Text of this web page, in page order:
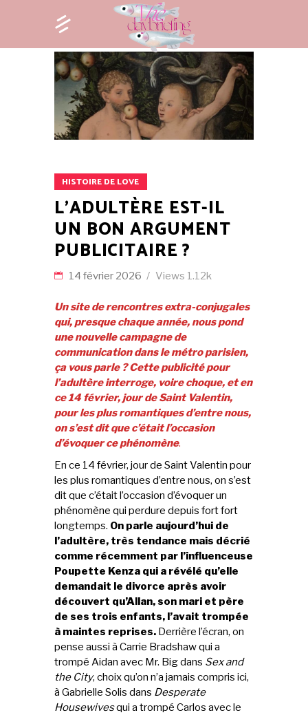
HISTOIRE DE LOVE
L’ADULTÈRE EST-IL
UN BON ARGUMENT
PUBLICITAIRE ?
14 février 2026 Views 1.12k
Un site de rencontres extra-conjugales
qui, presque chaque année, nous pond
une nouvelle campagne de
communication dans le métro parisien,
ça vous parle ? Cette publicité pour
l’adultère interroge, voire choque, et en
ce 14 février, jour de Saint Valentin,
pour les plus romantiques d’entre nous,
on s’est dit que c’était l’occasion
d’évoquer ce phénomène.
En ce 14 février, jour de Saint Valentin pour
les plus romantiques d’entre nous, on s’est
dit que c’était l’occasion d’évoquer un
phénomène qui perdure depuis fort fort
longtemps. On parle aujourd’hui de
l’adultère, très tendance mais décrié
comme récemment par l’influenceuse
Poupette Kenza qui a révélé qu’elle
demandait le divorce après avoir
découvert qu’Allan, son mari et père
de ses trois enfants, l’avait trompée
à maintes reprises. Derrière l’écran, on
pense aussi à Carrie Bradshaw qui a
trompé Aidan avec Mr. Big dans Sex and
the City, choix qu’on n’a jamais compris ici,
à Gabrielle Solis dans Desperate
Housewivesqui a trompé Carlos avec le